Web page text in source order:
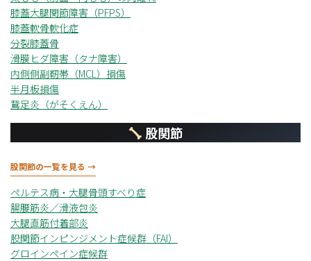
膝蓋大腿関節障害（PFPS）
膝蓋軟骨軟化症
分裂膝蓋骨
滑膜ヒダ障害（タナ障害）
内側側副靭帯（MCL）損傷
半月板損傷
鵞足炎（がそくえん）
股関節
股関節の一覧を見る →
ペルテス病・大腿骨頭すべり症
腸腰筋炎／滑液包炎
大腿直筋付着部炎
股関節インピンジメント症候群（FAI）
グロインペイン症候群